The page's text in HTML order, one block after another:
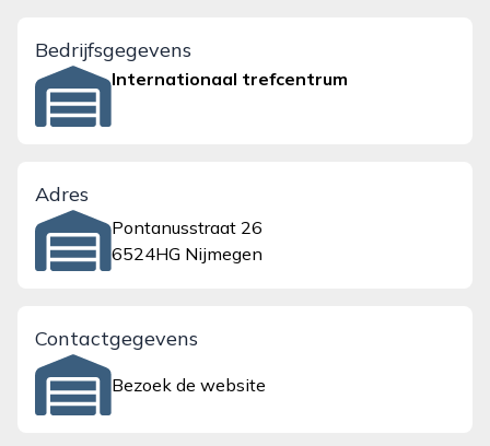
Bedrijfsgegevens
Internationaal trefcentrum
Adres
Pontanusstraat 26
6524HG Nijmegen
Contactgegevens
Bezoek de website